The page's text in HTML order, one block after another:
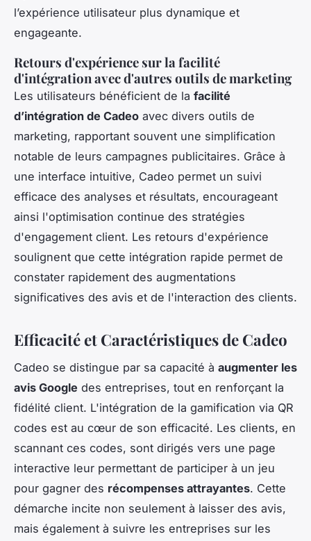
l’expérience utilisateur plus dynamique et
engageante.
Retours d'expérience sur la facilité
d'intégration avec d'autres outils de marketing
Les utilisateurs bénéficient de la facilité
d’intégration de Cadeo avec divers outils de
marketing, rapportant souvent une simplification
notable de leurs campagnes publicitaires. Grâce à
une interface intuitive, Cadeo permet un suivi
efficace des analyses et résultats, encourageant
ainsi l'optimisation continue des stratégies
d'engagement client. Les retours d'expérience
soulignent que cette intégration rapide permet de
constater rapidement des augmentations
significatives des avis et de l'interaction des clients.
Efficacité et Caractéristiques de Cadeo
Cadeo se distingue par sa capacité à augmenter les
avis Google des entreprises, tout en renforçant la
fidélité client. L'intégration de la gamification via QR
codes est au cœur de son efficacité. Les clients, en
scannant ces codes, sont dirigés vers une page
interactive leur permettant de participer à un jeu
pour gagner des récompenses attrayantes. Cette
démarche incite non seulement à laisser des avis,
mais également à suivre les entreprises sur les